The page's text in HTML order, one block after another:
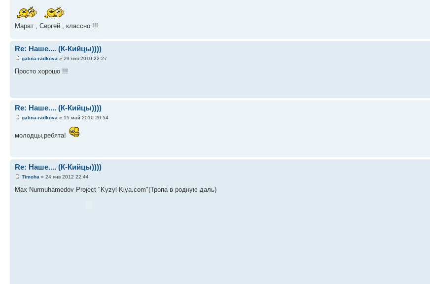
Марат , Сергей , классно !!!
Re: Наше.... (К-Кийцы))))
galina-radkova » 29 янв 2010 22:27
Просто хорошо !!!
Re: Наше.... (К-Кийцы))))
galina-radkova » 15 май 2010 20:54
молодцы,ребята!
Re: Наше.... (К-Кийцы))))
Timoha » 24 янв 2012 22:44
Max Nurmuhamedov Project "Kyzyl-Kiya.com"(Тропа в родную даль)